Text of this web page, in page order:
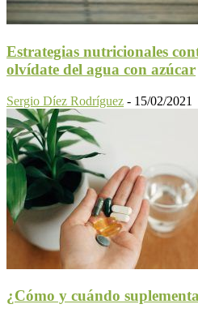
Estrategias nutricionales
olvídate del agua con azúcar
Sergio Díez Rodríguez - 15/02/2021
¿Cómo y cuándo